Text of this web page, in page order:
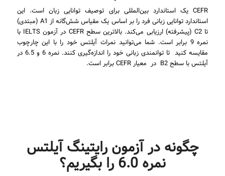
CEFR یک استاندارد بین‌المللی برای توصیف توانایی زبان است. این
استاندارد توانایی زبانی فرد را بر اساس یک مقیاس شش‌گانه از A1 (مبتدی)
تا C2 (پیشرفته) ارزیابی می‌کند. بالاترین سطح CEFR در آزمون IELTS با
نمره 9 برابر است. شما می‌توانید نمرات آیلتس خود را با این چارچوب
مقایسه کنید تا توانمندی زبانی خود را اندازه‌گیری کنند. نمره 6 و 6.5 در
آیلتس با سطح B2 در معیار CEFR برابر است.
چگونه در آزمون رایتینگ آیلتس
نمره 6.0 را بگیریم؟